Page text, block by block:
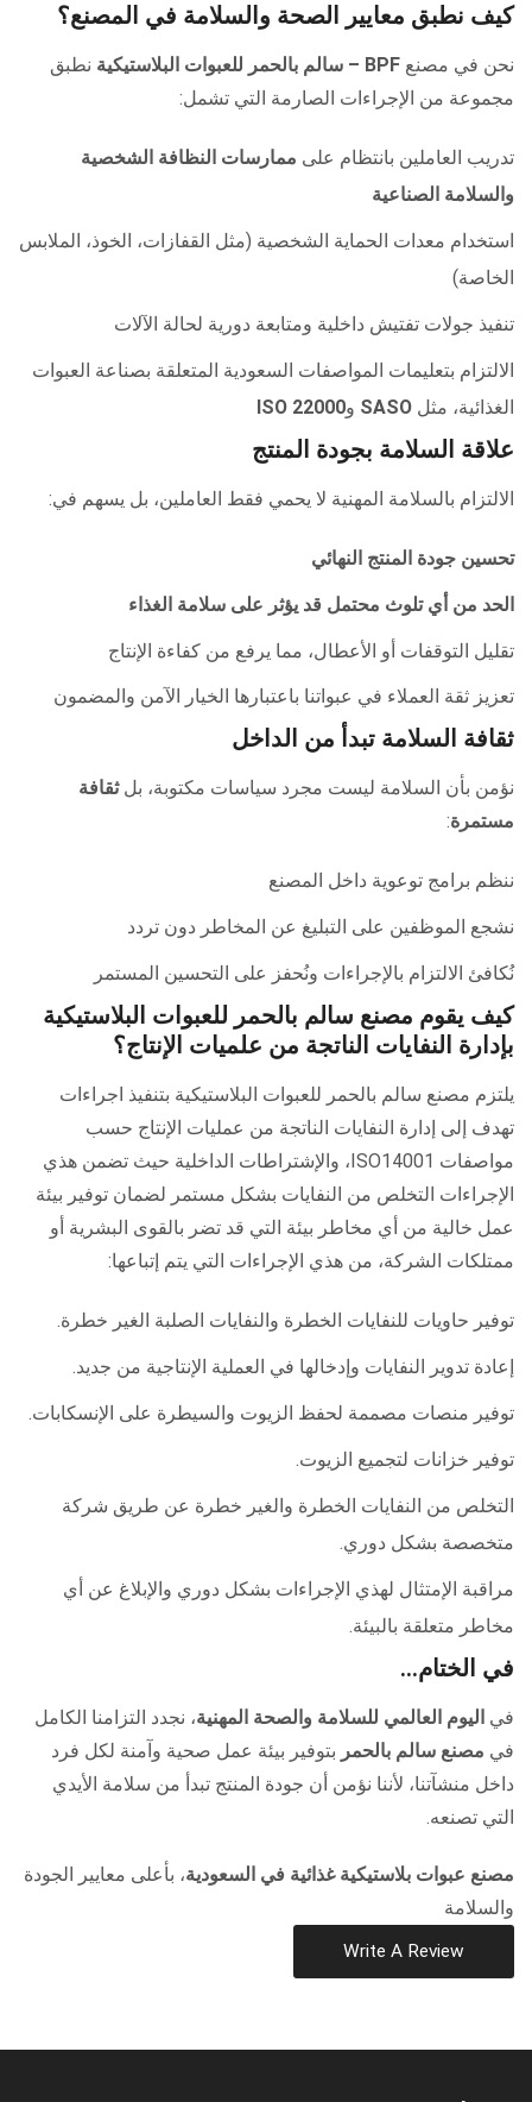
كيف نطبق معايير الصحة والسلامة في المصنع؟
نحن في مصنع BPF – سالم بالحمر للعبوات البلاستيكية
نطبق
مجموعة من الإجراءات الصارمة التي تشمل:
تدريب العاملين بانتظام على ممارسات النظافة الشخصية
والسلامة الصناعية
استخدام معدات الحماية الشخصية (مثل القفازات، الخوذ، الملابس
الخاصة)
تنفيذ جولات تفتيش داخلية ومتابعة دورية لحالة الآلات
الالتزام بتعليمات المواصفات السعودية المتعلقة بصناعة العبوات
الغذائية، مثل SASO وISO 22000
علاقة السلامة بجودة المنتج
الالتزام بالسلامة المهنية لا يحمي فقط العاملين، بل يسهم في:
تحسين جودة المنتج النهائي
الحد من أي تلوث محتمل قد يؤثر على سلامة الغذاء
تقليل التوقفات أو الأعطال، مما يرفع من كفاءة الإنتاج
تعزيز ثقة العملاء في عبواتنا باعتبارها الخيار الآمن والمضمون
ثقافة السلامة تبدأ من الداخل
نؤمن بأن السلامة ليست مجرد سياسات مكتوبة، بلثقافة
مستمرة:
ننظم برامج توعوية داخل المصنع
نشجع الموظفين على التبليغ عن المخاطر دون تردد
نُكافئ الالتزام بالإجراءات ونُحفز على التحسين المستمر
كيف يقوم مصنع سالم بالحمر للعبوات البلاستيكية
بإدارة النفايات الناتجة من علميات الإنتاج؟
يلتزم مصنع سالم بالحمر للعبوات البلاستيكية بتنفيذ اجراءات
تهدف إلى إدارة النفايات الناتجة من عمليات الإنتاج حسب
مواصفات ISO14001، والإشتراطات الداخلية حيث تضمن هذي
الإجراءات التخلص من النفايات بشكل مستمر لضمان توفير بيئة
عمل خالية من أي مخاطر بيئة التي قد تضر بالقوى البشرية أو
ممتلكات الشركة، من هذي الإجراءات التي يتم إتباعها:
توفير حاويات للنفايات الخطرة والنفايات الصلبة الغير خطرة.
إعادة تدوير النفايات وإدخالها في العملية الإنتاجية من جديد.
توفير منصات مصممة لحفظ الزيوت والسيطرة على الإنسكابات.
توفير خزانات لتجميع الزيوت.
التخلص من النفايات الخطرة والغير خطرة عن طريق شركة
متخصصة بشكل دوري.
مراقبة الإمتثال لهذي الإجراءات بشكل دوري والإبلاغ عن أي
مخاطر متعلقة بالبيئة.
في الختام…
في اليوم العالمي للسلامة والصحة المهنية، نجدد التزامنا الكامل
في مصنع سالم بالحمر بتوفير بيئة عمل صحية وآمنة لكل فرد
داخل منشآتنا، لأننا نؤمن أن جودة المنتج تبدأ من سلامة الأيدي
التي تصنعه.
مصنع عبوات بلاستيكية غذائية في السعودية، بأعلى معايير الجودة
والسلامة
Write A Review